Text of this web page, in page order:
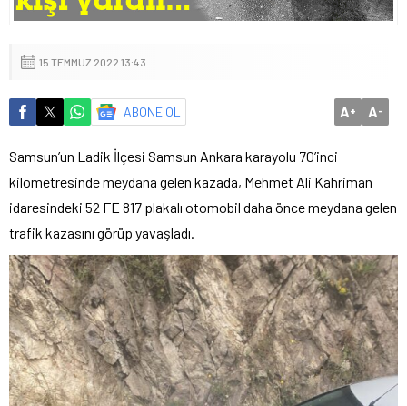
15 TEMMUZ 2022 13:43
ABONE OL A+ A-
Samsun’un Ladik İlçesi Samsun Ankara karayolu 70’inci
kilometresinde meydana gelen kazada, Mehmet Ali Kahriman
idaresindeki 52 FE 817 plakalı otomobil daha önce meydana gelen
trafik kazasını görüp yavaşladı.